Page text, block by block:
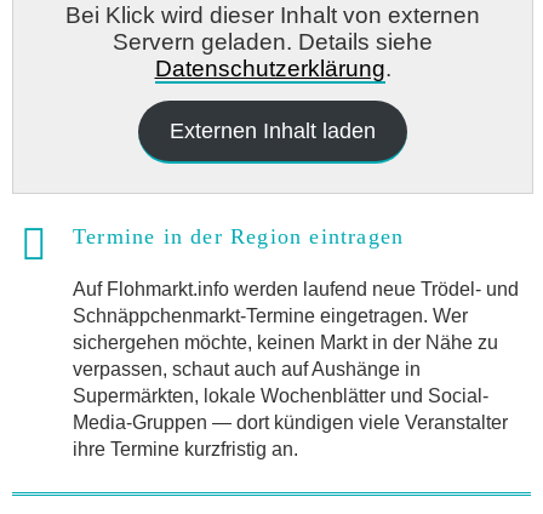
Bei Klick wird dieser Inhalt von externen
Servern geladen. Details siehe
Datenschutzerklärung.
Externen Inhalt laden
Termine in der Region eintragen
Auf Flohmarkt.info werden laufend neue Trödel- und
Schnäppchenmarkt-Termine eingetragen. Wer
sichergehen möchte, keinen Markt in der Nähe zu
verpassen, schaut auch auf Aushänge in
Supermärkten, lokale Wochenblätter und Social-
Media-Gruppen — dort kündigen viele Veranstalter
ihre Termine kurzfristig an.